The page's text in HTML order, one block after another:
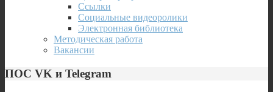
Ссылки
Социальные видеоролики
Электронная библиотека
Методическая работа
Вакансии
ПОС VK и Telegram